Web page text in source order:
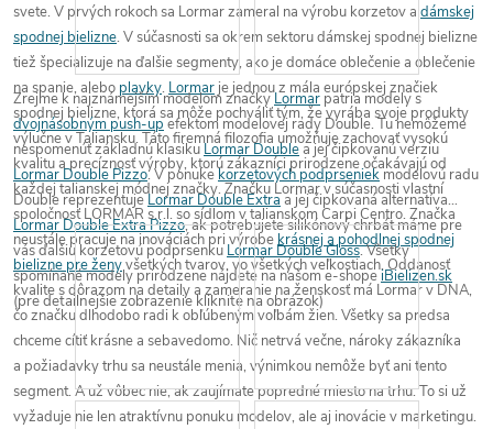
svete. V prvých rokoch sa Lormar zameral na výrobu korzetova dámskej
spodnej bielizne. V súčasnosti sa okrem sektoru dámskej spodnej bielizne
tiež špecializuje na ďalšie segmenty, ako jedomáce oblečeniea oblečenie
na spanie, alebo plavky. Lormar je jednou z mála európskej značiek
spodnej bielizne, ktorá sa môže pochváliť tým, ževyrába svoje produkty
výlučne v Taliansku. Táto firemná filozofia umožňuje zachovať vysokú
kvalitu a precíznosť výroby, ktorú zákazníci prirodzene očakávajú od
každej talianskej módnej značky. Značku Lormar v súčasnosti vlastní
spoločnosť LORMAR s.r.l. so sídlom v talianskom Carpi Centro. Značka
neustále pracuje na inováciách pri výrobe krásnej a pohodlnej spodnej
bielizne pre ženyvšetkých tvarov, vo všetkých veľkostiach. Oddanosť
kvalite s dôrazom na detaily a zameranie na ženskosť má Lormar v DNA,
čo značku dlhodobo radi k obľúbeným voľbám žien. Všetky sa predsa
chceme cítiť krásne a sebavedomo. Nič netrvá večne, nároky zákazníka
a požiadavky trhu sa neustále menia, výnimkou nemôže byť ani tento
segment. A už vôbec nie, ak zaujímate popredné miesto na trhu. To si už
vyžaduje nie len atraktívnu ponuku modelov, ale aj inovácie v marketingu.
Zrejme k najznámejším modelom značkyLormar patria modely s
dvojnásobným push-upefektom modelovej rady Double. Tu nemôžeme
nespomenúť základnú klasikuLormar Doublea jej čipkovanú verziu
Lormar Double Pizzo. V ponukekorzetových podprseniekmodelovú radu
Double reprezentujeLormar Double Extraa jej čipkovaná alternatíva
Lormar Double Extra Pizzo, ak potrebujete silikónový chrbát máme pre
vás ďalšiu korzetovú podprsenkuLormar Double Gloss. Všetky
spomínané modely prirodzene nájdete na našom e-shopeiBielizen.sk
(pre detailnejšie zobrazenie kliknite na obrázok)